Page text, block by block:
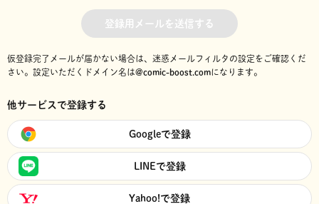
登録用メールを送信する
仮登録完了メールが届かない場合は、迷惑メールフィルタの設定をご確認くだ
さい。 設定いただくドメイン名は@comic-boost.comになります。
他サービスで登録する
Googleで登録
LINEで登録
Yahoo!で登録